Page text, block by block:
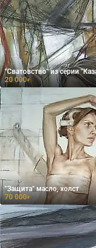
"Сватовство" из серии
20 000₽
"Защита" масло, холст
70 000₽